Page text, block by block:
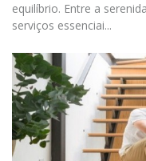
equilíbrio. Entre a
serviços essenciai...